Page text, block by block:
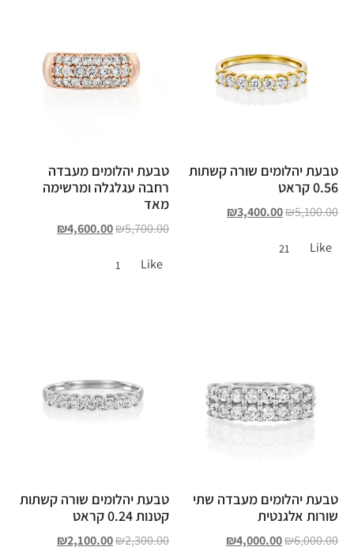
טבעת יהלומים שורה קשתות
0.56 קראט
₪5,100.00
₪3,400.00
Like
21
טבעת יהלומים מעבדה
רחבה עגלגלה ומרשימה
מאד
₪5,700.00
₪4,600.00
Like
1
טבעת יהלומים מעבדה שתי
שורות אלגנטית
₪6,000.00
₪4,000.00
טבעת יהלומים שורה קשתות
קטנות 0.24 קראט
₪2,300.00
₪2,100.00